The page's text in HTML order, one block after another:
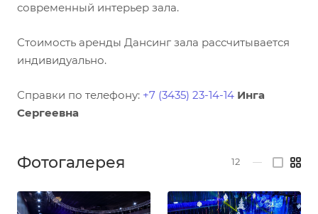
современный интерьер зала.
Стоимость аренды Дансинг зала рассчитывается
индивидуально.
Справки по телефону: +7 (3435) 23-14-14 Инга
Сергеевна
Фотогалерея 12 —